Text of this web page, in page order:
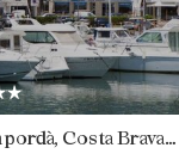
Costa Brava